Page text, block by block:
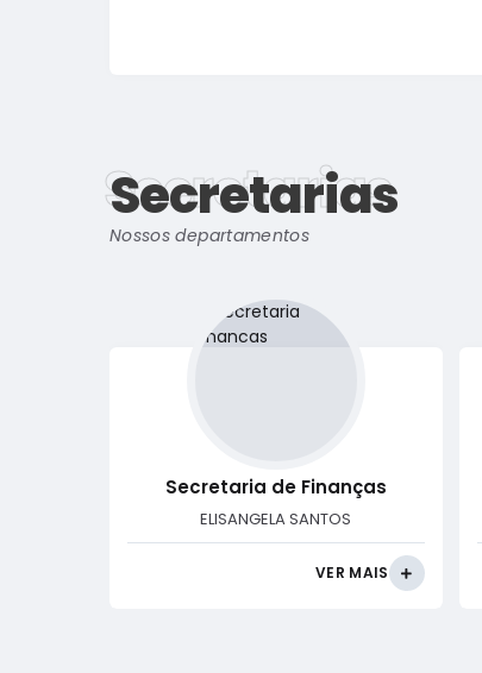
Secretarias
Nossos departamentos
Secretarias
Secretaria de Finanças
ELISANGELA SANTOS
VER MAIS